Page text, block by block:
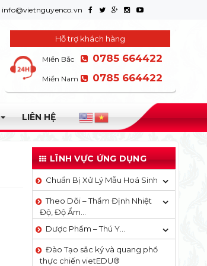
info@vietnguyenco.vn
Hỗ trợ khách hàng
Miền Bắc 0785 664422
Miền Nam 0785 664422
LIÊN HỆ
LĨNH VỰC ỨNG DỤNG
Chuẩn Bị Xử Lý Mẫu Hoá Sinh
Theo Dõi – Thẩm Định Nhiệt
Độ, Độ Ẩm…
Dược Phẩm – Thú Y…
Đào Tạo sắc ký và quang phổ
thực chiến vietEDU®